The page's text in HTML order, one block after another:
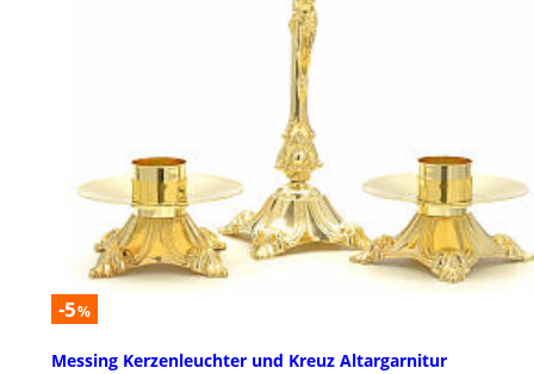
-5%
Messing Kerzenleuchter und Kreuz Altargarnitur